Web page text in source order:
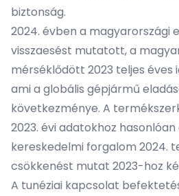
biztonság.
2024. évben a magyarországi
visszaesést mutatott, a
mérséklődött 2023 teljes éves
ami a globális gépjármű
következménye. A
2023. évi adatokhoz hasonlóan
kereskedelmi forgalom 2024.
csökkenést mutat 2023-hoz
A tunéziai kapcsolat